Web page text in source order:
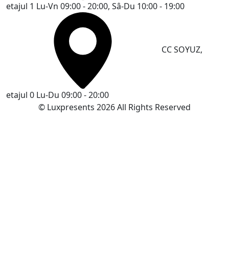
etajul 1 Lu-Vn 09:00 - 20:00, Sâ-Du 10:00 - 19:00
CC SOYUZ,
etajul 0 Lu-Du 09:00 - 20:00
© Luxpresents 2026 All Rights Reserved